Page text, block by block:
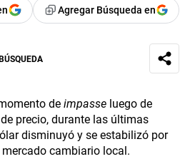
Agregar Búsqueda en
de impasse luego de
precio, durante las últimas
disminuyó y se estabilizó por
cambiario local.